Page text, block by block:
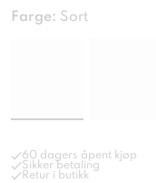
Farge: Sort
60 dagers åpent kjøp
Sikker betaling
Retur i butikk